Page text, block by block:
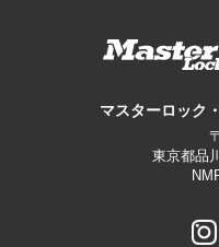
マスターロック
東京都品